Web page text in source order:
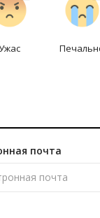
почта
2026 0 207
необычна в том